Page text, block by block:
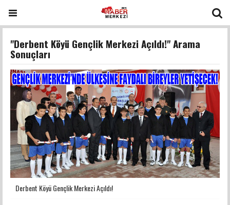
"Derbent Köyü Gençlik Merkezi Açıldı!" Arama
Sonuçları
Derbent Köyü Gençlik Merkezi Açıldı!